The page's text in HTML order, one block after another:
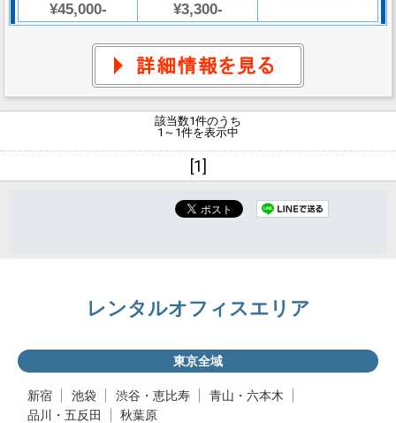
¥45,000- ¥3,300-
該当数1件のうち
1～1件を表示中
[1]
レンタルオフィスエリア
東京全域
新宿 池袋 渋谷・恵比寿
青山・六本木
品川・五反田
秋葉原